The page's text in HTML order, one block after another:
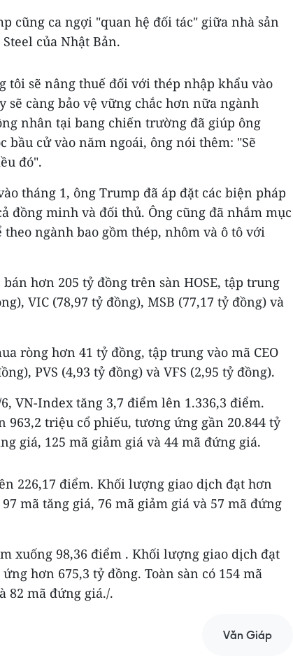
cũng ca ngợi "quan hệ đối tác" giữa nhà sản
của Nhật Bản.
tôi sẽ nâng thuế đối với thép nhập khẩu vào
sẽ càng bảo vệ vững chắc hơn nữa ngành
nhân tại bang chiến trường đã giúp ông
bầu cử vào năm ngoái, ông nói thêm: "Sẽ
đó".
tháng 1, ông Trump đã áp đặt các biện pháp
đồng minh và đối thủ. Ông cũng đã nhắm mục
ngành bao gồm thép, nhôm và ô tô với
hơn 205 tỷ đồng trên sàn HOSE, tập trung
VIC (78,97 tỷ đồng), MSB (77,17 tỷ đồng) và
ròng hơn 41 tỷ đồng, tập trung vào mã CEO
PVS (4,93 tỷ đồng) và VFS (2,95 tỷ đồng).
VN-Index tăng 3,7 điểm lên 1.336,3 điểm.
triệu cổ phiếu, tương ứng gần 20.844 tỷ
giá, 125 mã giảm giá và 44 mã đứng giá.
226,17 điểm. Khối lượng giao dịch đạt hơn
mã tăng giá, 76 mã giảm giá và 57 mã đứng
xuống 98,36 điểm . Khối lượng giao dịch đạt
hơn 675,3 tỷ đồng. Toàn sàn có 154 mã
82 mã đứng giá./.
Văn Giáp